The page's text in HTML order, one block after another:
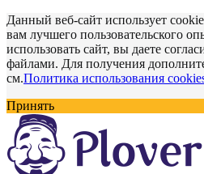
Данный веб-сайт использует
вам лучшего пользовательского
использовать сайт, вы даете
файлами. Для получения
см.Политика использования
Принять